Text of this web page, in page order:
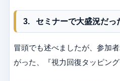
3. セミナーで大盛況だっ
冒頭でも述べましたが、参加
がった、『視力回復タッピング